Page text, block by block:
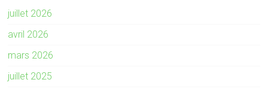
juillet 2026
avril 2026
mars 2026
juillet 2025